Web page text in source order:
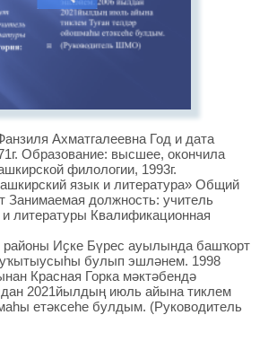
Ахматгалеевна Год и дата
Образование: высшее, окончила
филологии, 1993г.
язык и литература» Общий
Занимаемая должность: учитель
литературы Квалификационная
районы Иҫке Бүрес ауылында башҡорт
уҡытыусыһы булып эшләнем. 1998
Красная Горка мәктәбендә
2021йылдың июль айына тиклем
етәксеһе булдым. (Руководитель